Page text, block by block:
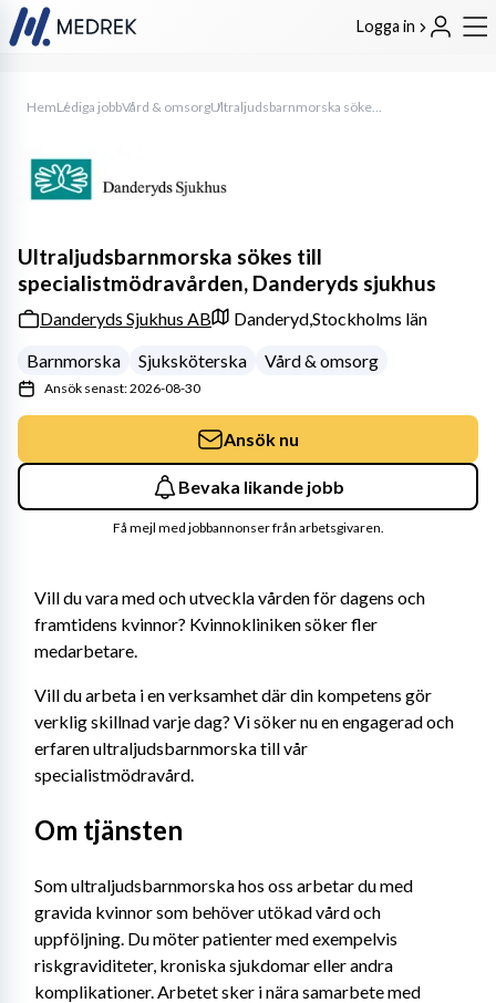
Logga in
HemLediga jobbVård & omsorg Ultraljudsbarnmorska sökes till specialistmödravården, Danderyds sjukhus
Vill du vara med och utveckla vården för dagens och
framtidens kvinnor? Kvinnokliniken söker fler
medarbetare.
Vill du arbeta i en verksamhet där din kompetens gör
verklig skillnad varje dag? Vi söker nu en engagerad och
erfaren ultraljudsbarnmorska till vår
specialistmödravård.
Om tjänsten
Som ultraljudsbarnmorska hos oss arbetar du med
gravida kvinnor som behöver utökad vård och
uppföljning. Du möter patienter med exempelvis
riskgraviditeter, kroniska sjukdomar eller andra
komplikationer. Arbetet sker i nära samarbete med
Ultraljudsbarnmorska sökes till
specialistmödravården, Danderyds sjukhus
Danderyds Sjukhus AB Danderyd,Stockholms län
Barnmorska
Sjuksköterska Vård & omsorg
Ansök senast: 2026-08-30
Ansök nu
Bevaka likande jobb
Få mejl med jobbannonser från arbetsgivaren.